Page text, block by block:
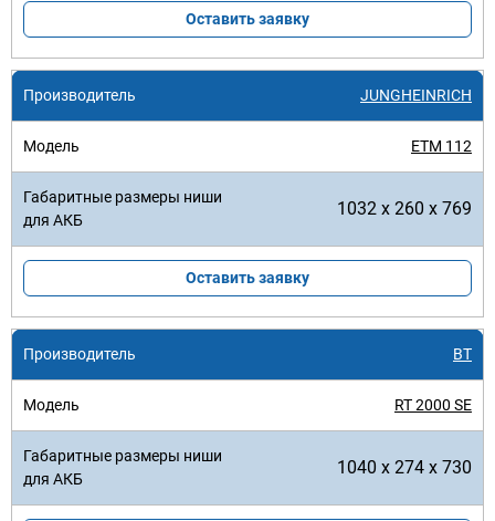
Оставить заявку
JUNGHEINRICH
ETM 112
1032 x 260 x 769
Оставить заявку
BT
RT 2000 SE
1040 x 274 x 730